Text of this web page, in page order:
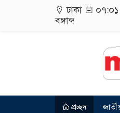
ঢাকা
বঙ্গাব্দ
প্রচ্ছদ